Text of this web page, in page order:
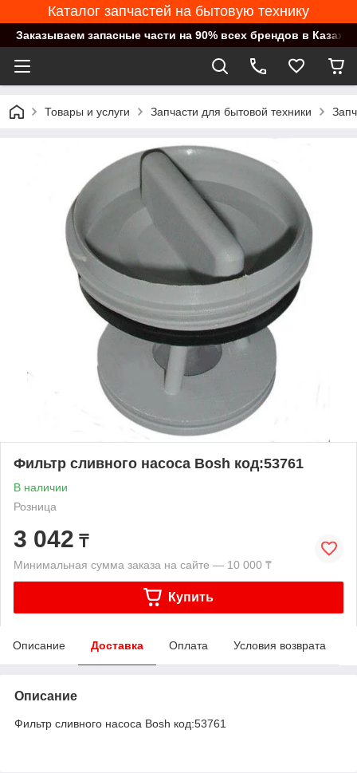
Каталог запчастей на бытовую технику
Заказываем запасные части на 90% всех брендов в
Товары и услуги Запчасти для бытовой техники
Фильтр сливного насоса Bosh код:53761
В наличии
Розница
3 042 ₸
Минимальная сумма заказа на сайте — 10 000 ₸
Купить
Описание Доставка Оплата Условия возврата
Описание
Фильтр сливного насоса Bosh код:53761